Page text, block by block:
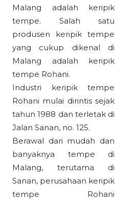
Malang adalah keripik
tempe. Salah satu
produsen keripik tempe
yang cukup dikenal di
Malang adalah keripik
tempe Rohani.
Industri keripik tempe
Rohani mulai dirintis sejak
tahun 1988 dan terletak di
Jalan Sanan, no. 125.
Berawal dari mudah dan
banyaknya tempe di
Malang, terutama di
Sanan, perusahaan keripik
tempe Rohani